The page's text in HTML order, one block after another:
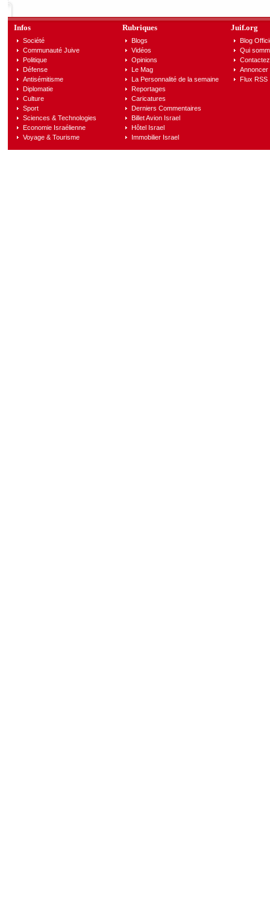
Infos
Société
Communauté Juive
Politique
Défense
Antisémitisme
Diplomatie
Culture
Sport
Sciences & Technologies
Economie Israélienne
Voyage & Tourisme
Rubriques
Blogs
Vidéos
Opinions
Le Mag
La Personnalité de la semaine
Reportages
Caricatures
Derniers Commentaires
Billet Avion Israel
Hôtel Israel
Immobilier Israel
Juif.org
Blog
Qui
Annoncer
Flux RSS